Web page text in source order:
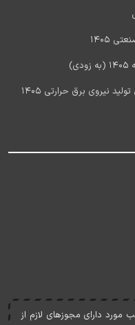
1405
آخرین اخبار استخدام شرکت مادر تخصصی تولید نیروی برق حرارتی 1405
دارای مجوزهای لازم از